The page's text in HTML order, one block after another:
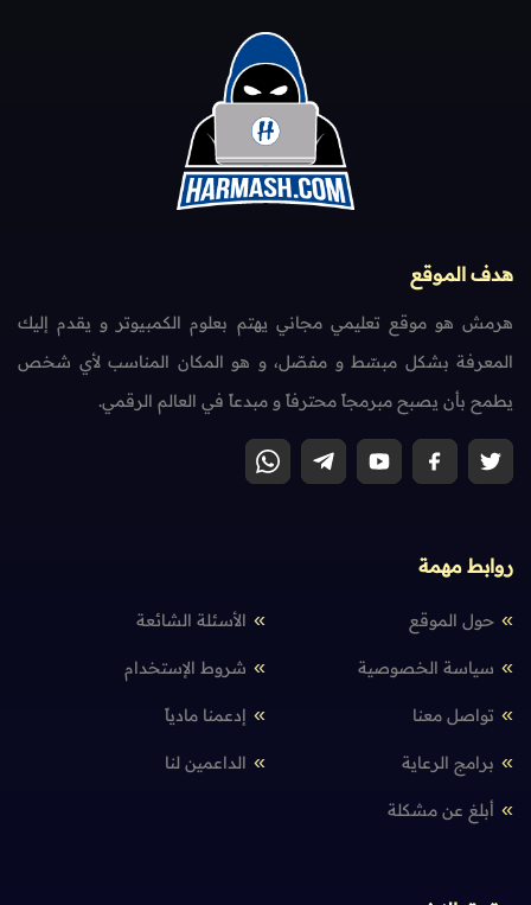
هدف الموقع
هرمش هو موقع تعليمي مجاني يهتم بعلوم الكمبيوتر و يقدم إليك
المعرفة بشكل مبسّط و مفصّل، و هو المكان المناسب لأي شخص
يطمح بأن يصبح مبرمجاً محترفاً و مبدعاً في العالم الرقمي.
روابط مهمة
حول الموقع الأسئلة الشائعة
سياسة الخصوصية شروط الإستخدام
تواصل معنا إدعمنا مادياً
برامج الرعاية الداعمين لنا
أبلغ عن مشكلة